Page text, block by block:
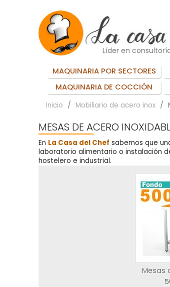
Líder en
MAQUINARIA POR SECTORES
MAQUINARIA DE COCCIÓN
Inicio Mobiliario de acero inox
MESAS DE ACERO
En La Casa del Chef sabemos que
laboratorio alimentario o instalación
hostelero e industrial.
Mesas